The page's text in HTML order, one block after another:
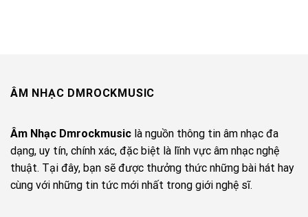
ÂM NHẠC DMROCKMUSIC
Âm Nhạc Dmrockmusic là nguồn thông tin âm nhạc đa
dạng, uy tín, chính xác, đặc biệt là lĩnh vực âm nhạc nghệ
thuật. Tại đây, bạn sẽ được thưởng thức những bài hát hay
cùng với những tin tức mới nhất trong giới nghệ sĩ.